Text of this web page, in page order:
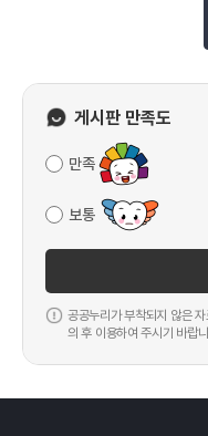
게시판 만족도
만족
보통
공공누리가 부착되지 않은
의 후 이용하여 주시기 바랍